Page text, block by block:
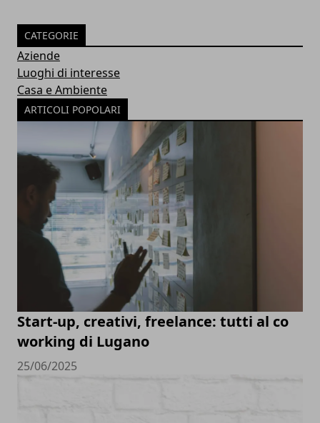
CATEGORIE
Aziende
Luoghi di interesse
Casa e Ambiente
ARTICOLI POPOLARI
Start-up, creativi, freelance: tutti al co
working di Lugano
25/06/2025